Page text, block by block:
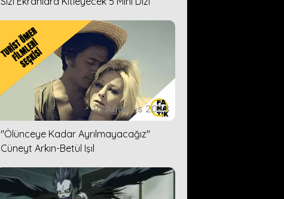
16 Ağustos 2023
''Ölünceye Kadar Ayrılmayacağız''
Cüneyt Arkın-Betül Işıl